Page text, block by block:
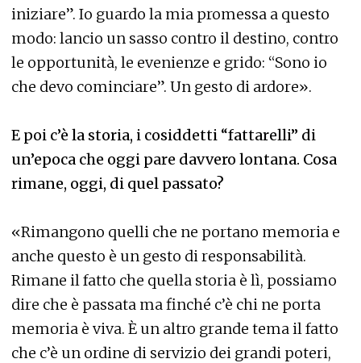
iniziare”. Io guardo la mia promessa a questo
modo: lancio un sasso contro il destino, contro
le opportunità, le evenienze e grido: “Sono io
che devo cominciare”. Un gesto di ardore».
E poi c’è la storia, i cosiddetti “fattarelli” di
un’epoca che oggi pare davvero lontana. Cosa
rimane, oggi, di quel passato?
«Rimangono quelli che ne portano memoria e
anche questo è un gesto di responsabilità.
Rimane il fatto che quella storia è lì, possiamo
dire che è passata ma finché c’è chi ne porta
memoria è viva. È un altro grande tema il fatto
che c’è un ordine di servizio dei grandi poteri,